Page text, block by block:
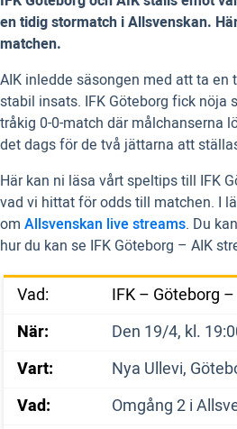
en tidig stormatch i Allsvenskan.
matchen.
AIK inledde säsongen med att ta en
stabil insats. IFK Göteborg fick nöja
tråkig 0-0-match där målchanserna
det dags för de två jättarna att
Här kan ni läsa vårt speltips till IFK
vad vi hittat för odds till matchen. I
om Allsvenskan live streams. Du
hur du kan se IFK Göteborg – AIK
Vad:
IFK – Göteborg
När:
Den 19/4, kl.
Vart:
Nya Ullevi,
Vad:
Omgång 2 i